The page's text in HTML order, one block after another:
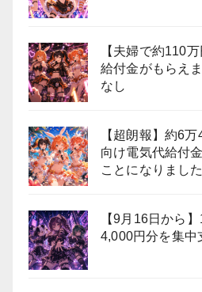
【夫婦で約110
給付金がもらえ
なし
【超朗報】約6
向け電気代給付
ことになりました
【9月16日から
4,000円分を集中